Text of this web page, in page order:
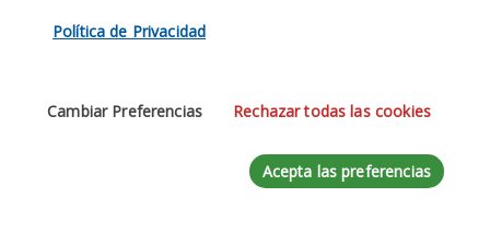
Política de Privacidad
Cambiar Preferencias Rechazar todas las cookies
Acepta las preferencias